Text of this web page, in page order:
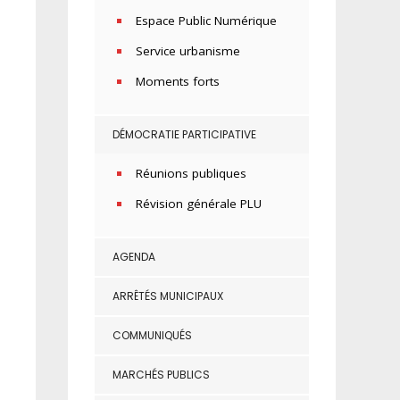
Espace Public Numérique
Service urbanisme
Moments forts
DÉMOCRATIE PARTICIPATIVE
Réunions publiques
Révision générale PLU
AGENDA
ARRÊTÉS MUNICIPAUX
COMMUNIQUÉS
MARCHÉS PUBLICS